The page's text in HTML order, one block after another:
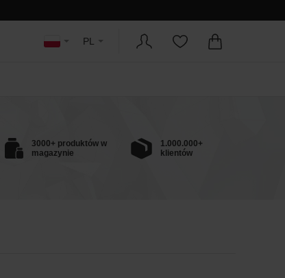
PL
3000+ produktów w
magazynie
1.000.000+
klientów